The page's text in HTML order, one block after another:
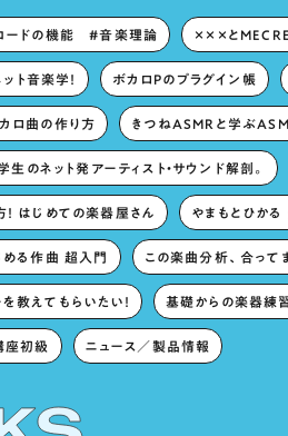
コードの機能 #音楽理論 ×××と
ト音楽学！ ボカロPのプラグイン帳
ロ曲の作り方 きつねASMRと学ぶ
生のネット発アーティスト・サウンド解剖。
はじめての楽器屋さん やまもとひか
める作曲 超入門 この楽曲分析、合って
教えてもらいたい！ 基礎からの楽器練
座初級 ニュース／製品情報